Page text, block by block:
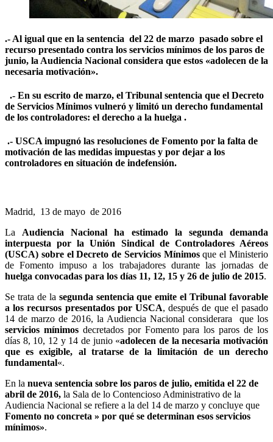
.- Al igual que en la sentencia del 22 de marzo pasado sobre el
recurso presentado contra los servicios mínimos de los paros de
junio, la Audiencia Nacional considera que estos «adolecen de la
necesaria motivación».
.- En su escrito de marzo, el Tribunal sentencia que el Decreto
de Servicios Mínimos vulneró y limitó un derecho fundamental
de los controladores: el derecho a la huelga .
.- USCA impugnó las resoluciones de Fomento por la falta de
motivación de las medidas impuestas y por dejar a los
controladores en situación de indefensión.
Madrid, 13 de mayo de 2016
LaAudiencia Nacional ha estimado la segunda demanda
interpuesta por la Unión Sindical de Controladores Aéreos
(USCA) sobre el Decreto de Servicios Mínimosque el Ministerio
de Fomento impuso a los trabajadores durante las jornadas de
huelga convocadas para los días 11, 12, 15 y 26 de julio de 2015.
Se trata de la segunda sentencia que emite el Tribunal favorable
a los recursos presentados por USCA, después de que el pasado
14 de marzo de 2016, la Audiencia Nacional considerara que los
servicios mínimosdecretados por Fomento para los paros de los
días 8, 10, 12 y 14 de junio «adolecen de la necesaria motivación
que es exigible, al tratarse de la limitación de un derecho
fundamental«.
En la nueva sentencia sobre los paros de julio, emitida el 22 de
abril de 2016, la Sala de lo Contencioso Administrativo de la
Audiencia Nacional se refiere a la del 14 de marzo y concluye que
Fomento no concreta » por qué se determinan esos servicios
mínimos».